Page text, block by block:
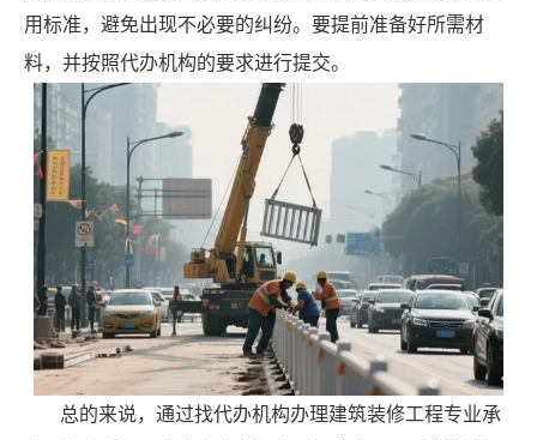
用标准，避免出现不必要的纠纷。要提前准备好所需材
料，并按照代办机构的要求进行提交。
总的来说，通过找代办机构办理建筑装修工程专业承